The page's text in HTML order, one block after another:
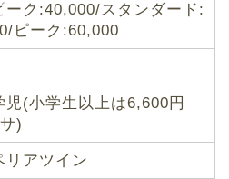
ーク:40,000/スタンダード:
ピーク:60,000
児(小学生以上は6,600円
)
リアツイン